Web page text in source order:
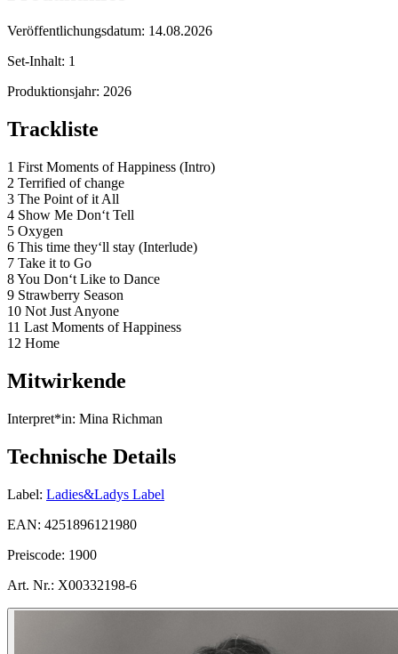
Veröffentlichungsdatum: 14.08.2026
Set-Inhalt: 1
Produktionsjahr: 2026
Trackliste
1 First Moments of Happiness (Intro)
2 Terrified of change
3 The Point of it All
4 Show Me Don‘t Tell
5 Oxygen
6 This time they‘ll stay (Interlude)
7 Take it to Go
8 You Don‘t Like to Dance
9 Strawberry Season
10 Not Just Anyone
11 Last Moments of Happiness
12 Home
Mitwirkende
Interpret*in: Mina Richman
Technische Details
Label: Ladies&Ladys Label
EAN: 4251896121980
Preiscode: 1900
Art. Nr.: X00332198-6